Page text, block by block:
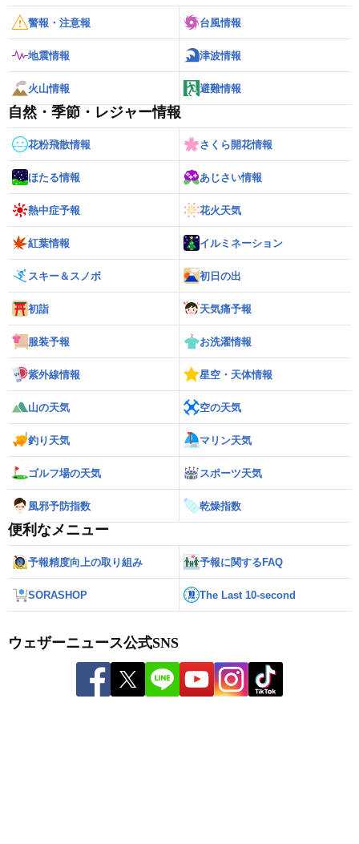
警報・注意報 台風情報
地震情報 津波情報
火山情報 避難情報
自然・季節・レジャー情報
花粉飛散情報 さくら開花情報
ほたる情報 あじさい情報
熱中症予報 花火天気
紅葉情報 イルミネーション
スキー＆スノボ 初日の出
初詣 天気痛予報
服装予報 お洗濯情報
紫外線情報 星空・天体情報
山の天気 空の天気
釣り天気 マリン天気
ゴルフ場の天気 スポーツ天気
風邪予防指数 乾燥指数
便利なメニュー
予報精度向上の取り組み 予報に関するFAQ
SORASHOP The Last 10-second
ウェザーニュース公式SNS